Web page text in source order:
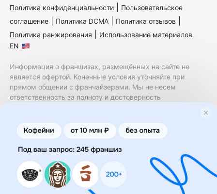
Политика конфиденциальности
Пользовательское
соглашение
Политика DCMA Политика отзывов
Политика ранжирования
Использование материалов
EN
Информация о франшизах, размещённых на сайте не
является офертой. Конечные условия уточняйте при
прямом общении с франчайзерами. Мы не несем
ответственность за полноту и достоверность
финансовые услуги. Заключение договоров
коммерческой концессии (франчайзинга) осуществляется
правообладателями/их представителями. Бизнесменс.ру
не является посредником или представителем
правообладателя и не несет ответственность за условия
предоставления франшизы и действия лиц,
осуществленные на основании информации, имеющейся